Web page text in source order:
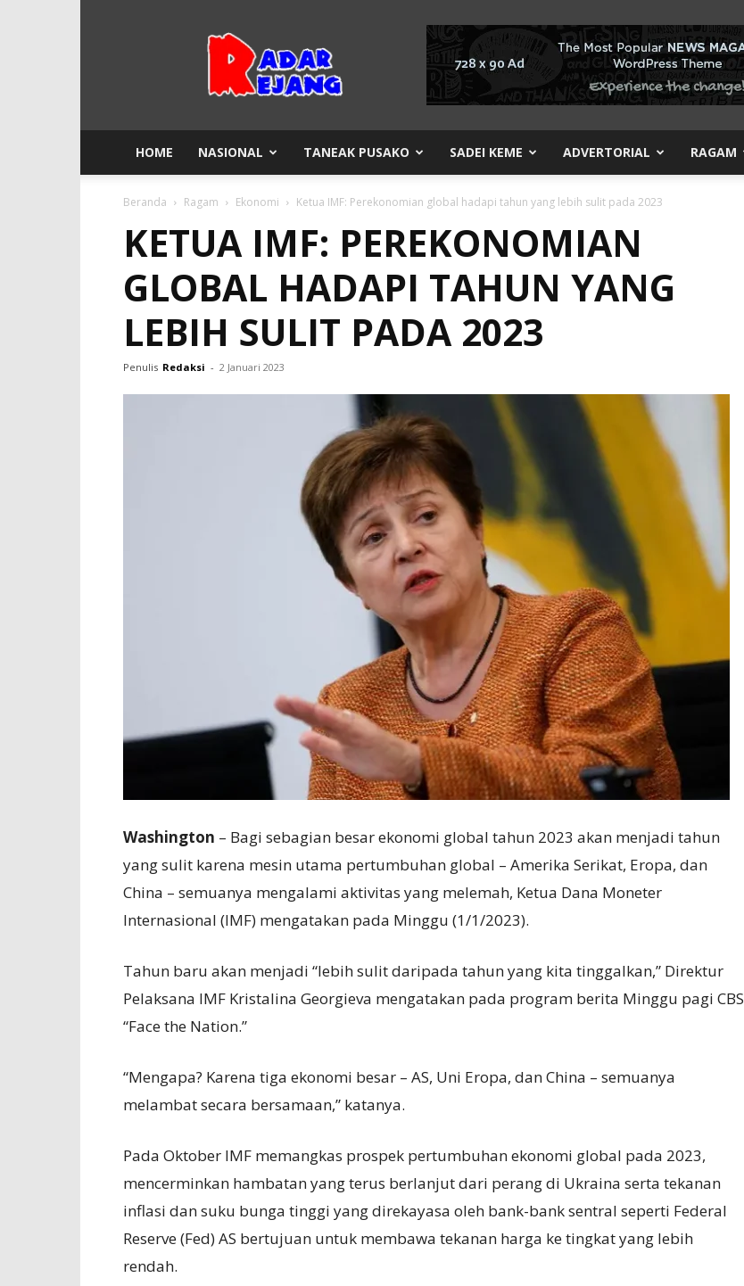
Rejang
HOME NASIONAL TANEAK PUSAKO SADEI KEME ADVERTORIAL RAGAM
Beranda Ragam Ekonomi Ketua IMF: Perekonomian global hadapi tahun yang lebih sulit pada 2023
KETUA IMF: PEREKONOMIAN
GLOBAL HADAPI TAHUN YANG
LEBIH SULIT PADA 2023
Penulis Redaksi - 2 Januari 2023
Washington – Bagi sebagian besar ekonomi global tahun 2023 akan menjadi tahun
yang sulit karena mesin utama pertumbuhan global – Amerika Serikat, Eropa, dan
China – semuanya mengalami aktivitas yang melemah, Ketua Dana Moneter
Internasional (IMF) mengatakan pada Minggu (1/1/2023).
Tahun baru akan menjadi “lebih sulit daripada tahun yang kita tinggalkan,” Direktur
Pelaksana IMF Kristalina Georgieva mengatakan pada program berita Minggu pagi CBS
“Face the Nation.”
“Mengapa? Karena tiga ekonomi besar – AS, Uni Eropa, dan China – semuanya
melambat secara bersamaan,” katanya.
Pada Oktober IMF memangkas prospek pertumbuhan ekonomi global pada 2023,
mencerminkan hambatan yang terus berlanjut dari perang di Ukraina serta tekanan
inflasi dan suku bunga tinggi yang direkayasa oleh bank-bank sentral seperti Federal
Reserve (Fed) AS bertujuan untuk membawa tekanan harga ke tingkat yang lebih
rendah.